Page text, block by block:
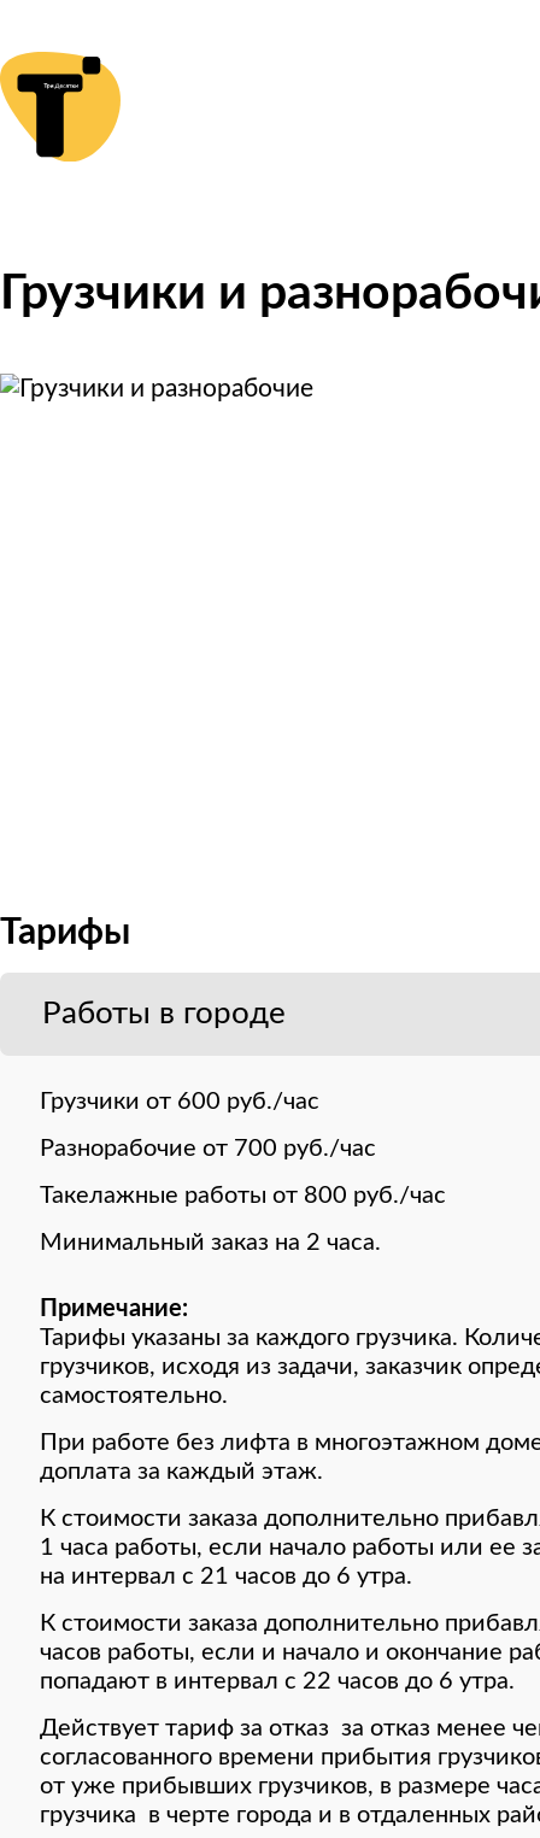
Грузчики и
Тарифы
Работы в городе
Грузчики от 600 руб./час
Разнорабочие от 700 руб./час
Такелажные работы от 800 руб./час
Минимальный заказ на 2 часа.
Примечание:
Тарифы указаны за каждого грузчика.
грузчиков, исходя из задачи, заказчик
самостоятельно.
При работе без лифта в многоэтажном
доплата за каждый этаж.
К стоимости заказа дополнительно
1 часа работы, если начало работы или ее
на интервал с 21 часов до 6 утра.
К стоимости заказа дополнительно
часов работы, если и начало и окончание
попадают в интервал с 22 часов до 6 утра.
Действует тариф за отказ за отказ менее
согласованного времени прибытия
от уже прибывших грузчиков, в размере
грузчика в черте города и в отдаленных